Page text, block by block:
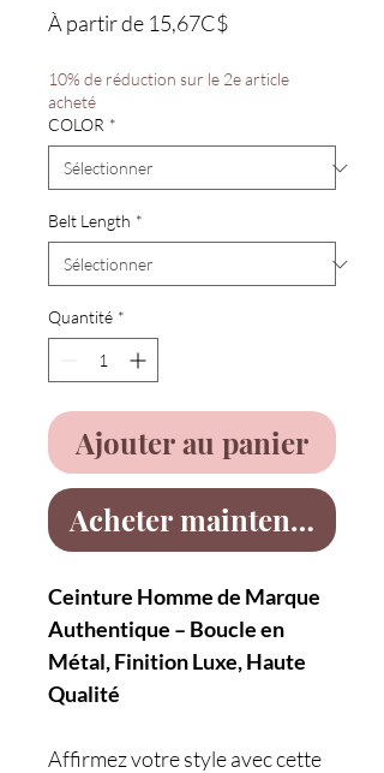
À partir de 15,67C$Prix
10% de réduction sur le 2e article
acheté
COLOR *
Belt Length *
Quantité *
Ajouter au panier
Acheter maintenant
Ceinture Homme de Marque
Authentique – Boucle en
Métal, Finition Luxe, Haute
Qualité
Affirmez votre style avec cette